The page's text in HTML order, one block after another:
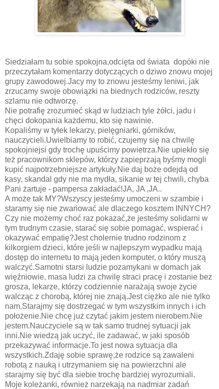
Siedziałam tu sobie spokojna,odcięta od świata dopóki nie
przeczytałam komentarzy dotyczących o dziwo znowu mojej
grupy zawodowej.Jacy my to znowu jesteśmy leniwi, jak
zrzucamy swoje obowiązki na biednych rodziców, reszty
szlamu nie odtworzę.
Nie potrafię zrozumieć skąd w ludziach tyle żółci, jadu i
chęci dokopania każdemu, kto się nawinie.
Kopaliśmy w tyłek lekarzy, pielęgniarki, górników,
nauczycieli.Uwielbiamy to robić, czujemy się na chwilę
spokojniejsi gdy trochę upuścimy powietrza.Nie upiekło się
też pracownikom sklepów, którzy zapieprzają byśmy mogli
kupić najpotrzebniejsze artykuły.Nie daj boże odejdą od
kasy, skandal gdy nie ma mydła, sikanie w tej chwili, chyba
Pani żartuje - pampersa zakładać!JA, JA ,JA..
A może tak MY?Wszyscy jesteśmy umoczeni w szambie i
staramy się nie zwariować ale dlaczego kosztem INNYCH?
Czy nie możemy choć raz pokazać,że jesteśmy solidarni w
tym trudnym czasie, starać się sobie pomagać, wspierać i
okazywać empatię?Jest cholernie trudno rodzinom z
kilkorgiem dzieci, które jeśli w najlepszym wypadku mają
dostęp do internetu to mają jeden komputer, o który muszą
walczyć.Samotni starsi ludzie pozamykani w domach jak
więźniowie, masa ludzi za chwilę straci pracę i zostanie bez
grosza, lekarze, którzy codziennie narażają swoje życie
walcząc z chorobą, której nie znają.Jest ciężko ale nie tylko
nam.Starajmy się dostrzegać w tym wszystkim innych i ich
położenie.Nie chcę już czytać jakim jestem nierobem.Nie
jestem.Nauczyciele są w tak samo trudnej sytuacji jak
inni.Nie wiedzą jak uczyć, ile zadawać, w jaki sposób
przekazywać informacje.To jest nowa sytuacja dla
wszystkich.Zdaję sobie sprawę,że rodzice są zawaleni
robotą z nauką i utrzymaniem się na powierzchni ale
starajmy się być dla siebie trochę bardziej wyrozumiali.
Moje koleżanki, również narzekają na nadmiar zadań